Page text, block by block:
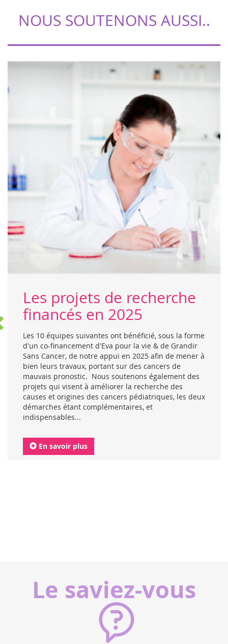
NOUS SOUTENONS AUSSI..
Les projets de recherche
financés en 2025
Les 10 équipes suivantes ont bénéficié, sous la forme
d'un co-financement d'Eva pour la vie & de Grandir
Sans Cancer, de notre appui en 2025 afin de mener à
bien leurs travaux, portant sur des cancers de
mauvais pronostic. Nous soutenons également des
projets qui visent à améliorer la recherche des
causes et origines des cancers pédiatriques, les deux
démarches étant complémentaires, et
indispensables...
En savoir plus
Le saviez-vous